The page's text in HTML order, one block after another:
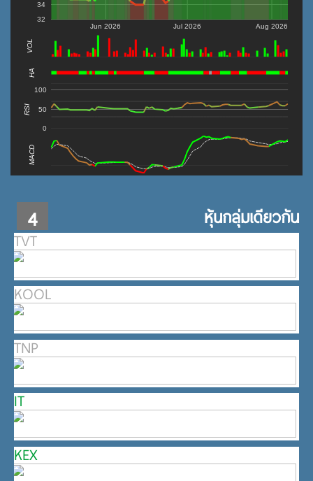
Jun 2026 Jul 2026 Aug 2026
32
34
VOL
HA
0
50
100
RSI
MACD
4 หุ้นกลุ่มเดียวกัน
TVT
KOOL
TNP
IT
KEX